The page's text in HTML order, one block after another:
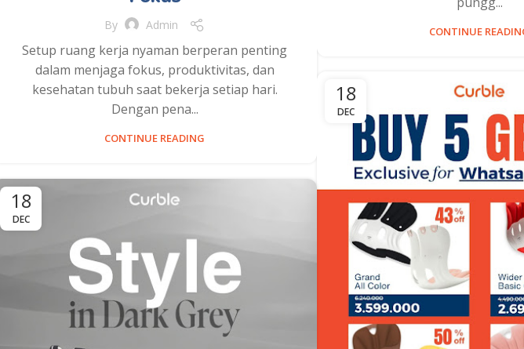
CONTINUE
By Admin
Setup ruang kerja nyaman berperan penting
dalam menjaga fokus, produktivitas, dan
kesehatan tubuh saat bekerja setiap hari.
Dengan pena...
CONTINUE READING
18
DEC
18
DEC